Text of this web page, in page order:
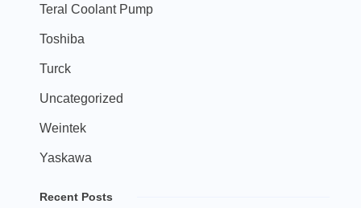
Teral Coolant Pump
Toshiba
Turck
Uncategorized
Weintek
Yaskawa
Recent Posts